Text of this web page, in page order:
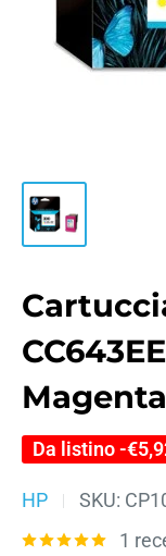
Da listino -
HP SKU:
1